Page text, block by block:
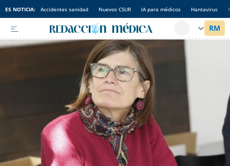
ES NOTICIA: Accidentes sanidad Nuevos CSUR IA para médicos Hantavirus